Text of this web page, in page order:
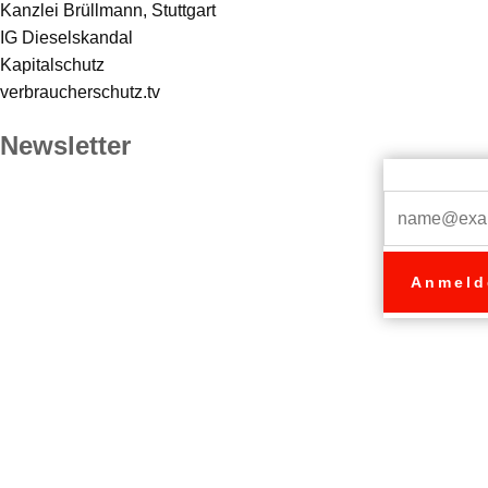
Kanzlei Brüllmann, Stuttgart
IG Dieselskandal
Kapitalschutz
verbraucherschutz.tv
Newsletter